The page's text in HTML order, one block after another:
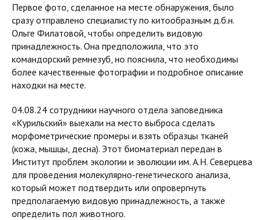
Первое фото, сделанное на месте обнаружения, было
сразу отправлено специалисту по китообразным д.б.н.
Ольге Филатовой, чтобы определить видовую
принадлежность. Она предположила, что это
командорский ремнезуб, но пояснила, что необходимы
более качественные фотографии и подробное описание
находки на месте.
04.08.24 сотрудники научного отдела заповедника
«Курильский» выехали на место выброса сделать
морфометрические промеры и взять образцы тканей
(кожа, мышцы, десна). Этот биоматериал передан в
Институт проблем экологии и эволюции им. А.Н. Северцева
для проведения молекулярно-генетического анализа,
который может подтвердить или опровергнуть
предполагаемую видовую принадлежность, а также
определить пол животного.